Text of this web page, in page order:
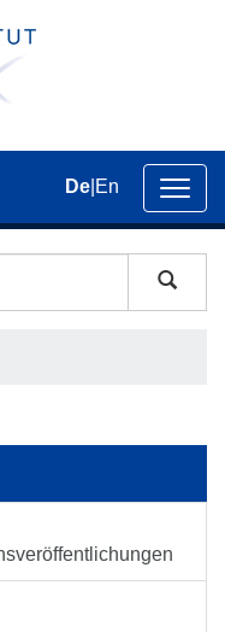
der
De En